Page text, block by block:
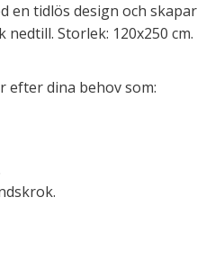
en tidlös design och
Storlek: 120x250 cm.
efter dina behov som: